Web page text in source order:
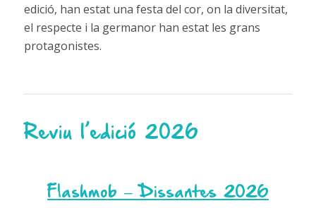
edició, han estat una festa del cor, on la diversitat,
el respecte i la germanor han estat les grans
protagonistes.
Reviu l’edició 2026
Flashmob – Dissantes 2026